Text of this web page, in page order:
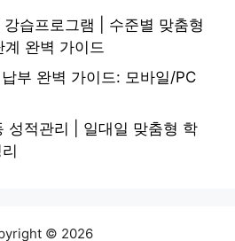
습프로그램 | 수준별 맞춤형
완벽 가이드
부 완벽 가이드: 모바일/PC
성적관리 | 일대일 맞춤형 학
© 2026